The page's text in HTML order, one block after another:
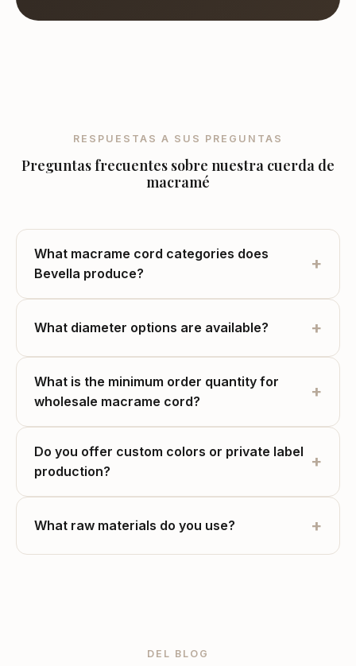
RESPUESTAS A SUS PREGUNTAS
Preguntas frecuentes sobre nuestra cuerda de
macramé
What macrame cord categories does
Bevella produce?
+
What diameter options are available? +
What is the minimum order quantity for
wholesale macrame cord?
+
Do you offer custom colors or private label
production?
+
What raw materials do you use? +
DEL BLOG